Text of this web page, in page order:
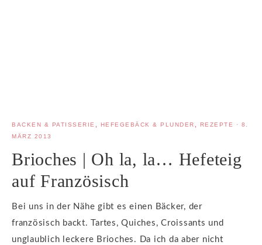
BACKEN & PATISSERIE, HEFEGEBÄCK & PLUNDER, REZEPTE · 8.
MÄRZ 2013
Brioches | Oh la, la… Hefeteig
auf Französisch
Bei uns in der Nähe gibt es einen Bäcker, der
französisch backt. Tartes, Quiches, Croissants und
unglaublich leckere Brioches. Da ich da aber nicht